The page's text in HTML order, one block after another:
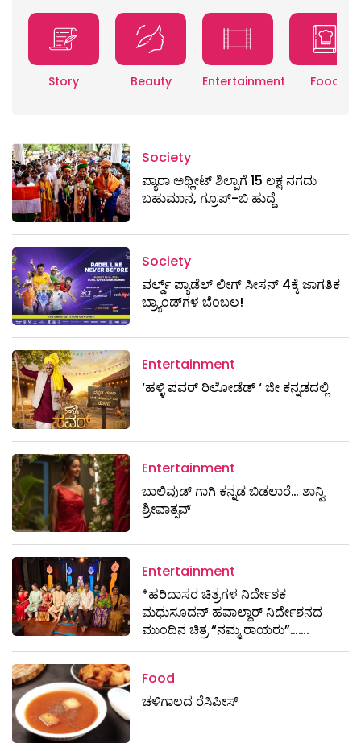
Story Beauty Entertainment Food
Society
ಪ್ಯಾರಾ ಅಥ್ಲೀಟ್ ಶಿಲ್ಪಾಗೆ 15 ಲಕ್ಷ ನಗದು
ಬಹುಮಾನ, ಗ್ರೂಪ್-ಬಿ ಹುದ್ದೆ
Society
ವರ್ಲ್ಡ್ ಪ್ಯಾಡೆಲ್ ಲೀಗ್ ಸೀಸನ್ 4ಕ್ಕೆ ಜಾಗತಿಕ
ಬ್ರ್ಯಾಂಡ್‌ಗಳ ಬೆಂಬಲ!
Entertainment
‘ಹಳ್ಳಿ ಪವರ್ ರಿಲೋಡೆಡ್ ‘ ಜೀ ಕನ್ನಡದಲ್ಲಿ
Entertainment
ಬಾಲಿವುಡ್ ಗಾಗಿ ಕನ್ನಡ ಬಿಡಲಾರೆ… ಶಾನ್ವಿ
ಶ್ರೀವಾತ್ಸವ್
Entertainment
*ಹರಿದಾಸರ ಚಿತ್ರಗಳ ನಿರ್ದೇಶಕ
ಮಧುಸೂದನ್ ಹವಾಲ್ದಾರ್ ನಿರ್ದೇಶನದ
ಮುಂದಿನ ಚಿತ್ರ “ನಮ್ಮ ರಾಯರು”…….
Food
ಚಳಿಗಾಲದ ರೆಸಿಪೀಸ್